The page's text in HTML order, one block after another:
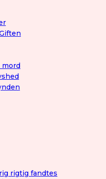
mord
rigtig fandtes